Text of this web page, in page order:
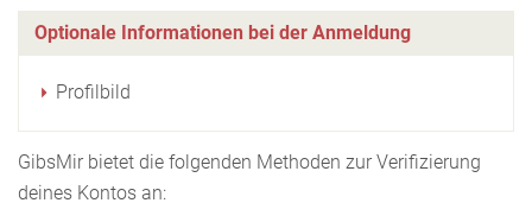
Optionale Informationen bei der Anmeldung
Profilbild
GibsMir bietet die folgenden Methoden zur Verifizierung
deines Kontos an: